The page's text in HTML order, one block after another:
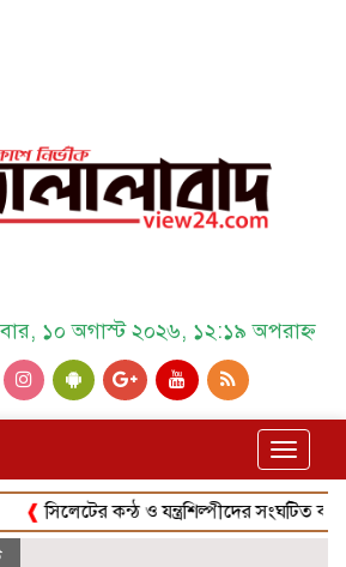
১০ অগাস্ট ২০২৬, ১২:১৯ অপরাহ্ন
Toggle
কন্ঠ ও যন্ত্রশিল্পীদের সংঘটিত করার